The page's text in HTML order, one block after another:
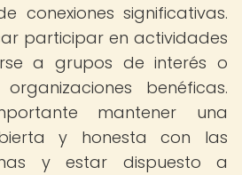
conexiones significativas.
participar en actividades
a grupos de interés o
benéficas.
mantener una
y honesta con las
y estar dispuesto a